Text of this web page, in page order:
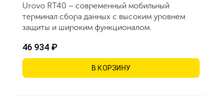
Urovo RT40 – современный мобильный
терминал сбора данных с высоким уровнем
защиты и широким функционалом.
46 934 ₽
В КОРЗИНУ